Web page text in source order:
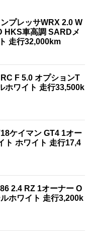
プレッサWRX 2.0 W
HKS車高調 SARDメ
走行32,000km
F 5.0 オプションT
ホワイト 走行33,500k
ケイマン GT4 1オー
ト ホワイト 走行17,4
2.4 RZ 1オーナー O
ホワイト 走行3,200k